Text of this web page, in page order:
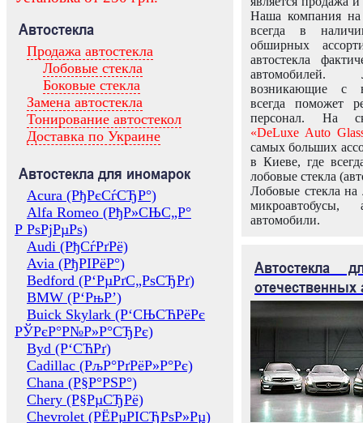
Автостекла
Продажа автостекла
Лобовые стекла
Боковые стекла
Замена автостекла
Тонирование автостекол
Доставка по Украине
Автостекла для иномарок
Acura (РђРєСѓСЂР°)
Alfa Romeo (РђР»СЊС„Р°
Р РѕРјРµРѕ)
Audi (РђСѓРґРё)
Avia (РђРІРёР°)
Bedford (Р‘РµРґС„РѕСЂРґ)
BMW (Р‘РњР’)
Buick Skylark (Р‘СЊСЋРёРє
РЎРєР°Р№Р»Р°СЂРє)
Byd (Р‘СЋРґ)
Cadillac (РљР°РґРёР»Р°Рє)
Chana (Р§Р°РЅР°)
Chery (Р§РµСЂРё)
Chevrolet (РЁРµРІСЂРѕР»Рµ)
Наша компания на
всегда в
обширных
автостекла
возникающие с
всегда поможет
персонал. На
«DeLuxe Auto
самых больших
в Киеве, где
лобовые стекла
Лобовые стекла на
микроавтобусы,
автомобили.
Автостекла
отечественных